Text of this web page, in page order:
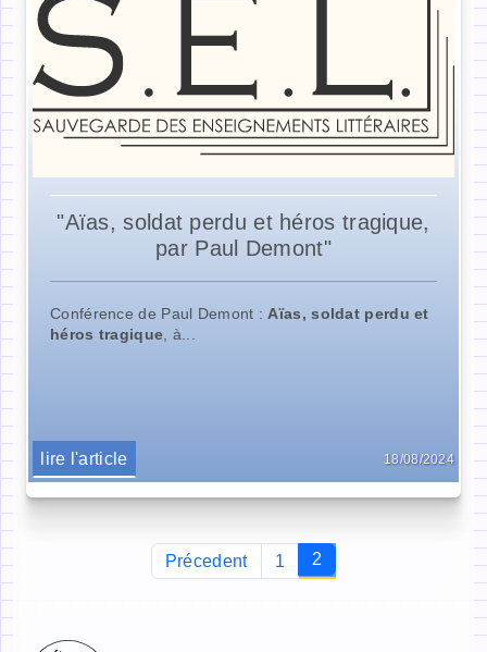
"Aïas, soldat perdu et héros tragique,
par Paul Demont"
Conférence de Paul Demont : Aïas, soldat perdu et
héros tragique , à...
lire l'article 18/08/2024
Précedent 1 2